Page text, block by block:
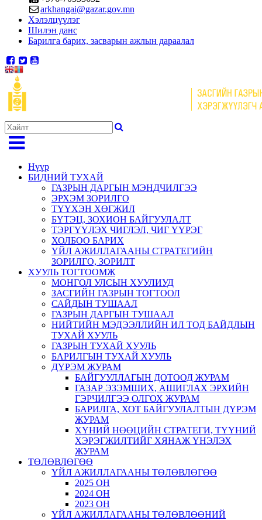
arkhangai@gazar.gov.mn
Хэлэлцүүлэг
Шилэн данс
Барилга барих, засварын ажлын дараалал
Нүүр
БИДНИЙ ТУХАЙ
ГАЗРЫН ДАРГЫН МЭНДЧИЛГЭЭ
ЭРХЭМ ЗОРИЛГО
ТҮҮХЭН ХӨГЖИЛ
БҮТЭЦ, ЗОХИОН БАЙГУУЛАЛТ
ТЭРГҮҮЛЭХ ЧИГЛЭЛ, ЧИГ ҮҮРЭГ
ХОЛБОО БАРИХ
ҮЙЛ АЖИЛЛАГААНЫ СТРАТЕГИЙН
ЗОРИЛГО, ЗОРИЛТ
ХУУЛЬ ТОГТООМЖ
МОНГОЛ УЛСЫН ХУУЛИУД
ЗАСГИЙН ГАЗРЫН ТОГТООЛ
САЙДЫН ТУШААЛ
ГАЗРЫН ДАРГЫН ТУШААЛ
НИЙТИЙН МЭДЭЭЛЛИЙН ИЛ ТОД БАЙДЛЫН
ТУХАЙ ХУУЛЬ
ГАЗРЫН ТУХАЙ ХУУЛЬ
БАРИЛГЫН ТУХАЙ ХУУЛЬ
ДҮРЭМ ЖУРАМ
БАЙГУУЛЛАГЫН ДОТООД ЖУРАМ
ГАЗАР ЭЗЭМШИХ, АШИГЛАХ ЭРХИЙН
ГЭРЧИЛГЭЭ ОЛГОХ ЖУРАМ
БАРИЛГА, ХОТ БАЙГУУЛАЛТЫН ДҮРЭМ
ЖУРАМ
ХҮНИЙ НӨӨЦИЙН СТРАТЕГИ, ТҮҮНИЙ
ХЭРЭГЖИЛТИЙГ ХЯНАЖ ҮНЭЛЭХ
ЖУРАМ
ТӨЛӨВЛӨГӨӨ
ҮЙЛ АЖИЛЛАГААНЫ ТӨЛӨВЛӨГӨӨ
2025 ОН
2024 ОН
2023 ОН
ҮЙЛ АЖИЛЛАГААНЫ ТӨЛӨВЛӨӨНИЙ